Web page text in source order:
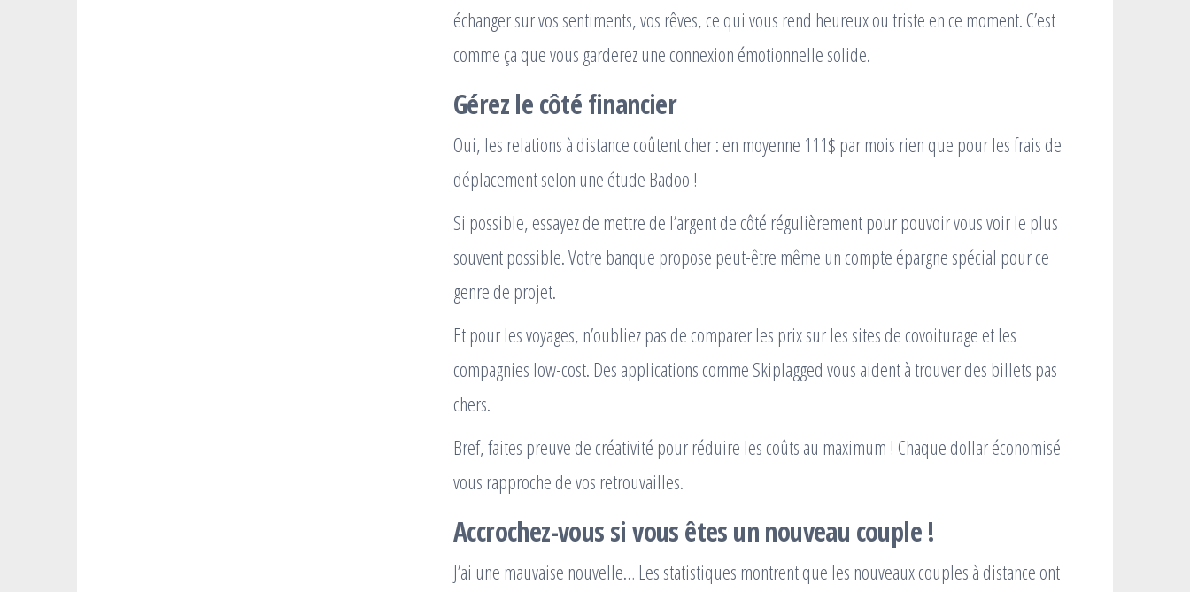
échanger sur vos sentiments, vos rêves, ce qui vous rend heureux ou triste en ce moment. C’est
comme ça que vous garderez une connexion émotionnelle solide.
Gérez le côté financier
Oui, les relations à distance coûtent cher : en moyenne 111$ par mois rien que pour les frais de
déplacement selon une étude Badoo !
Si possible, essayez de mettre de l’argent de côté régulièrement pour pouvoir vous voir le plus
souvent possible. Votre banque propose peut-être même un compte épargne spécial pour ce
genre de projet.
Et pour les voyages, n’oubliez pas de comparer les prix sur les sites de covoiturage et les
compagnies low-cost. Des applications comme Skiplagged vous aident à trouver des billets pas
chers.
Bref, faites preuve de créativité pour réduire les coûts au maximum ! Chaque dollar économisé
vous rapproche de vos retrouvailles.
Accrochez-vous si vous êtes un nouveau couple !
J’ai une mauvaise nouvelle… Les statistiques montrent que les nouveaux couples à distance ont